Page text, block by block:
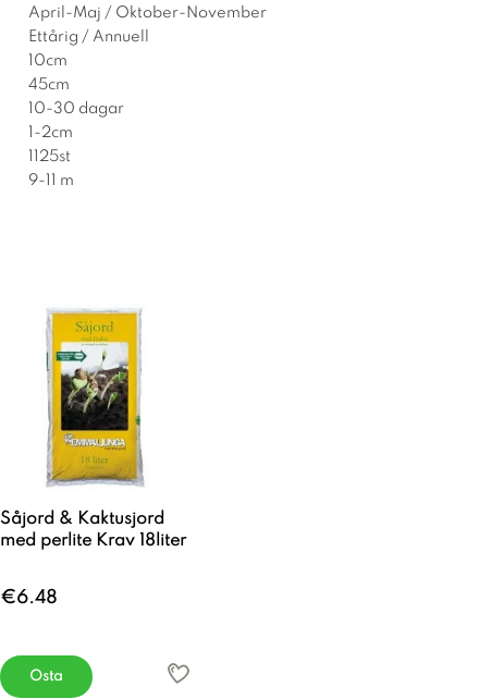
April-Maj / Oktober-November
Ettårig / Annuell
10cm
45cm
10-30 dagar
1-2cm
1125st
9-11 m
Såjord & Kaktusjord
med perlite Krav 18liter
€6.48
Osta